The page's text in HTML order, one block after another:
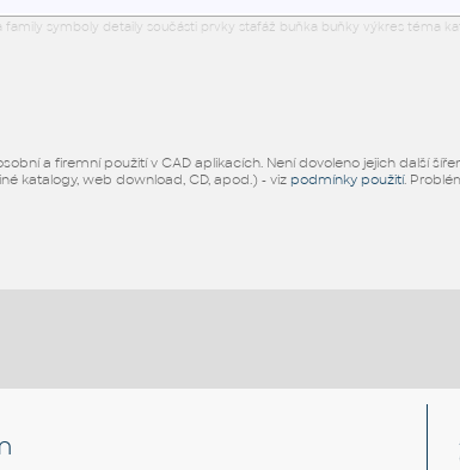
symboly detaily součásti prvky stafáž buňka buňky výkres téma
a firemní použití v CAD aplikacích. Není dovoleno jejich další
katalogy, web download, CD, apod.) - viz podmínky použití.